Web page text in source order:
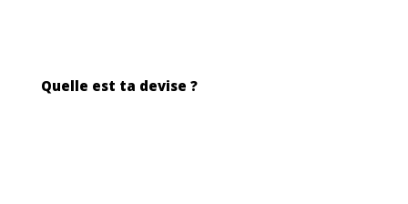
Quelle est ta devise ?